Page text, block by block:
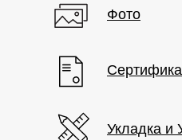
Фото
Укладка и